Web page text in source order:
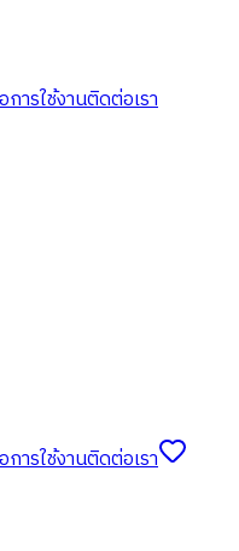
ารใช้งานติดต่อเรา
ารใช้งานติดต่อเรา